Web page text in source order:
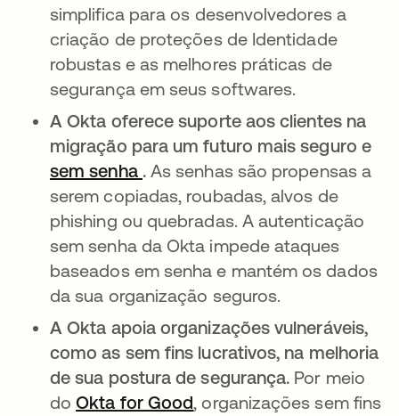
simplifica para os desenvolvedores a
criação de proteções de Identidade
robustas e as melhores práticas de
segurança em seus softwares.
A Okta oferece suporte aos clientes na
migração para um futuro mais seguro e
sem senha abre em uma nova guia
. As senhas são propensas a
serem copiadas, roubadas, alvos de
phishing ou quebradas. A autenticação
sem senha da Okta impede ataques
baseados em senha e mantém os dados
da sua organização seguros.
A Okta apoia organizações vulneráveis,
como as sem fins lucrativos, na melhoria
de sua postura de segurança. Por meio
doOkta for Goodabre em uma nova guia
, organizações sem fins